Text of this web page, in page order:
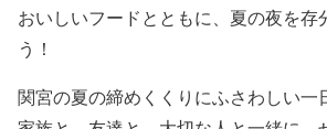
おいしいフードとともに、夏の夜を存
う！
関宮の夏の締めくくりにふさわしい一